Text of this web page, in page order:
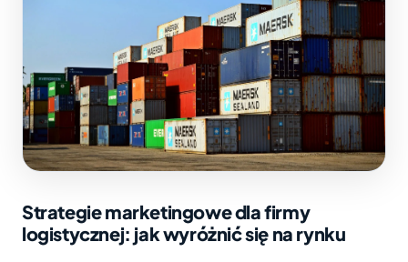
Strategie marketingowe dla firmy
logistycznej: jak wyróżnić się na rynku